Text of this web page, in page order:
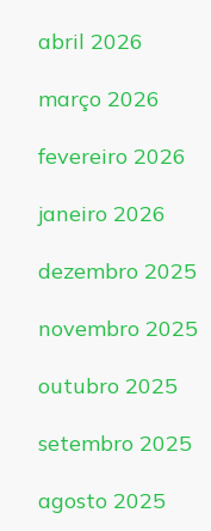
abril 2026
março 2026
fevereiro 2026
janeiro 2026
dezembro 2025
novembro 2025
outubro 2025
setembro 2025
agosto 2025